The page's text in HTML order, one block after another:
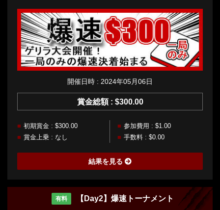
開催日時 : 2024年05月06日
賞金総額 : $300.00
初期賞金 : $300.00
参加費用 : $1.00
賞金上乗 : なし
手数料 : $0.00
結果を見る
有料 【Day2】爆速トーナメント